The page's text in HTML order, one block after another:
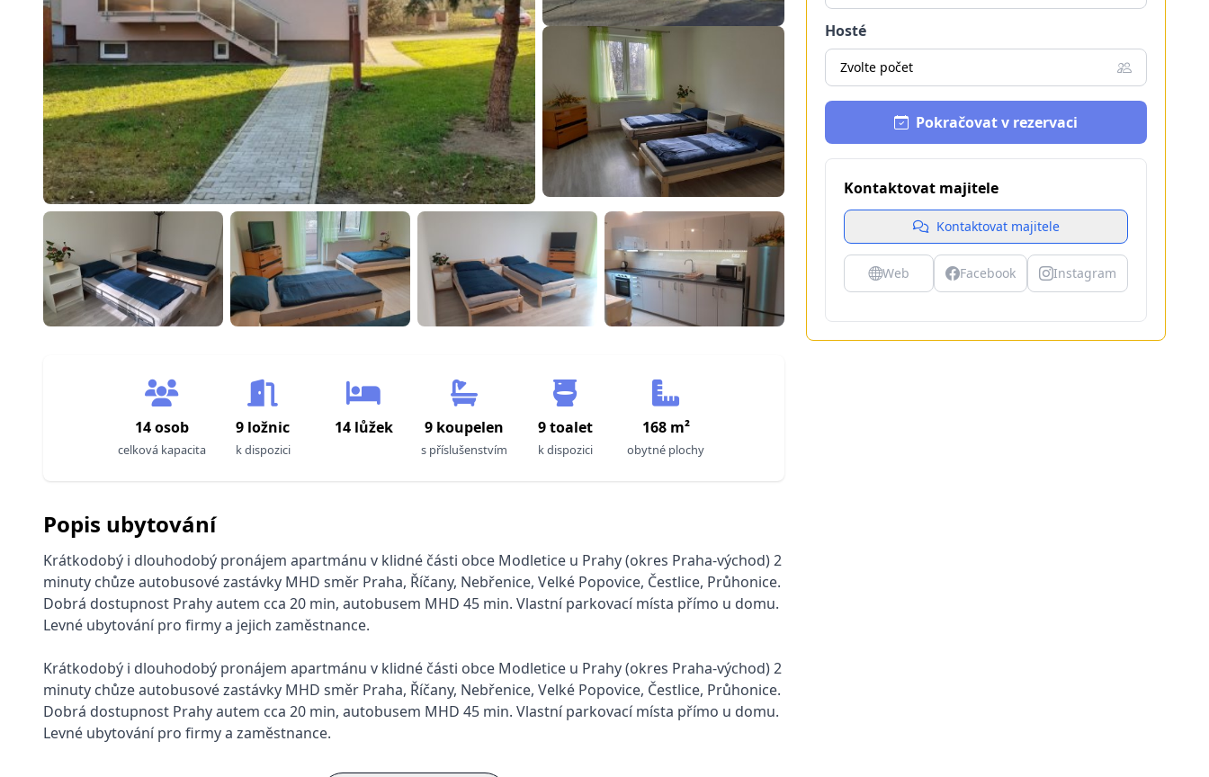
14 osob
celková kapacita
9 ložnic
k dispozici
14 lůžek 9 koupelen
s příslušenstvím
9 toalet
k dispozici
168 m²
obytné plochy
Popis ubytování
Krátkodobý i dlouhodobý pronájem apartmánu v klidné části obce Modletice u Prahy (okres Praha-východ) 2
minuty chůze autobusové zastávky MHD směr Praha, Říčany, Nebřenice, Velké Popovice, Čestlice, Průhonice.
Dobrá dostupnost Prahy autem cca 20 min, autobusem MHD 45 min. Vlastní parkovací místa přímo u domu.
Levné ubytování pro firmy a jejich zaměstnance.
Krátkodobý i dlouhodobý pronájem apartmánu v klidné části obce Modletice u Prahy (okres Praha-východ) 2
minuty chůze autobusové zastávky MHD směr Praha, Říčany, Nebřenice, Velké Popovice, Čestlice, Průhonice.
Dobrá dostupnost Prahy autem cca 20 min, autobusem MHD 45 min. Vlastní parkovací místa přímo u domu.
Levné ubytování pro firmy a zaměstnance.
Hosté
Zvolte počet
Pokračovat v rezervaci
Kontaktovat majitele
Kontaktovat majitele
Web Facebook Instagram